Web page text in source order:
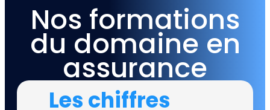
Nos formations
du domaine en
assurance
Les chiffres